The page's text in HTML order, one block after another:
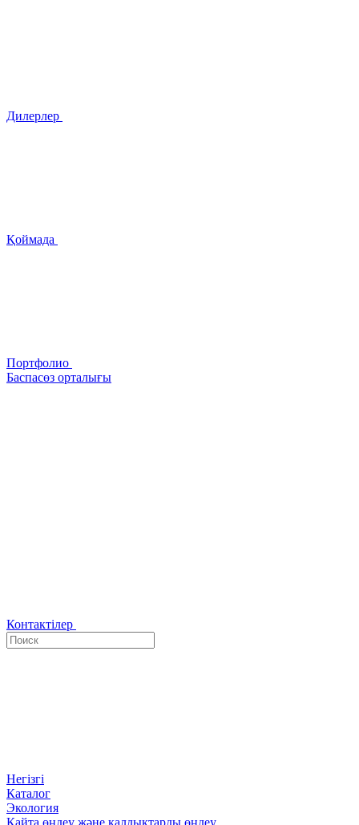
Дилерлер
Қоймада
Портфолио
Баспасөз орталығы
Контактілер
Негізгі
Каталог
Экология
Қайта өңдеу және қалдықтарды өңдеу